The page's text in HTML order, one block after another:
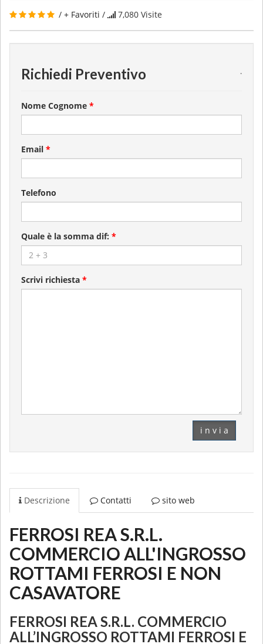
/ + Favoriti / 7,080 Visite
Richiedi Preventivo .
Nome Cognome *
Email *
Telefono
Quale è la somma dif: *
Scrivi richiesta *
i n v i a
Descrizione Contatti sito web
FERROSI REA S.R.L.
COMMERCIO ALL'INGROSSO
ROTTAMI FERROSI E NON
CASAVATORE
FERROSI REA S.R.L. COMMERCIO
ALL’INGROSSO ROTTAMI FERROSI E